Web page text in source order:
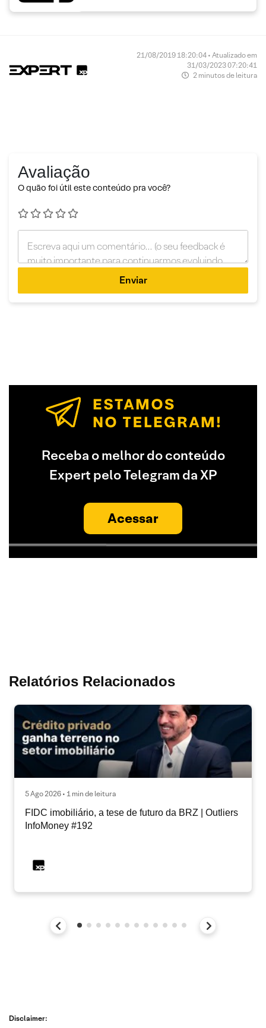
21/08/2019 18:20:04 • Atualizado em
31/03/2023 07:20:41
2 minutos de leitura
Avaliação
O quão foi útil este conteúdo pra você?
Enviar
Receba o melhor do conteúdo
Expert pelo Telegram da XP
Acessar
Relatórios Relacionados
5 Ago 2026 • 1 min de leitura
FIDC imobiliário, a tese de futuro da BRZ | Outliers
InfoMoney #192
Disclaimer: